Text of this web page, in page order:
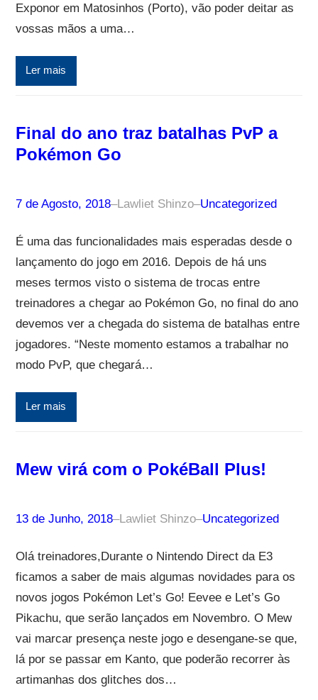
Exponor em Matosinhos (Porto), vão poder deitar as
vossas mãos a uma…
Ler mais
Final do ano traz batalhas PvP a
Pokémon Go
7 de Agosto, 2018–Lawliet Shinzo–Uncategorized
É uma das funcionalidades mais esperadas desde o
lançamento do jogo em 2016. Depois de há uns
meses termos visto o sistema de trocas entre
treinadores a chegar ao Pokémon Go, no final do ano
devemos ver a chegada do sistema de batalhas entre
jogadores. “Neste momento estamos a trabalhar no
modo PvP, que chegará…
Ler mais
Mew virá com o PokéBall Plus!
13 de Junho, 2018–Lawliet Shinzo–Uncategorized
Olá treinadores,Durante o Nintendo Direct da E3
ficamos a saber de mais algumas novidades para os
novos jogos Pokémon Let’s Go! Eevee e Let’s Go
Pikachu, que serão lançados em Novembro. O Mew
vai marcar presença neste jogo e desengane-se que,
lá por se passar em Kanto, que poderão recorrer às
artimanhas dos glitches dos…